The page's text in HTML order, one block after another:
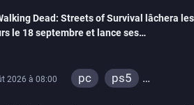
Dead: Streets of Survival lâchera les
le 18 septembre et lance ses
2026 à 08:00 pc
ps5